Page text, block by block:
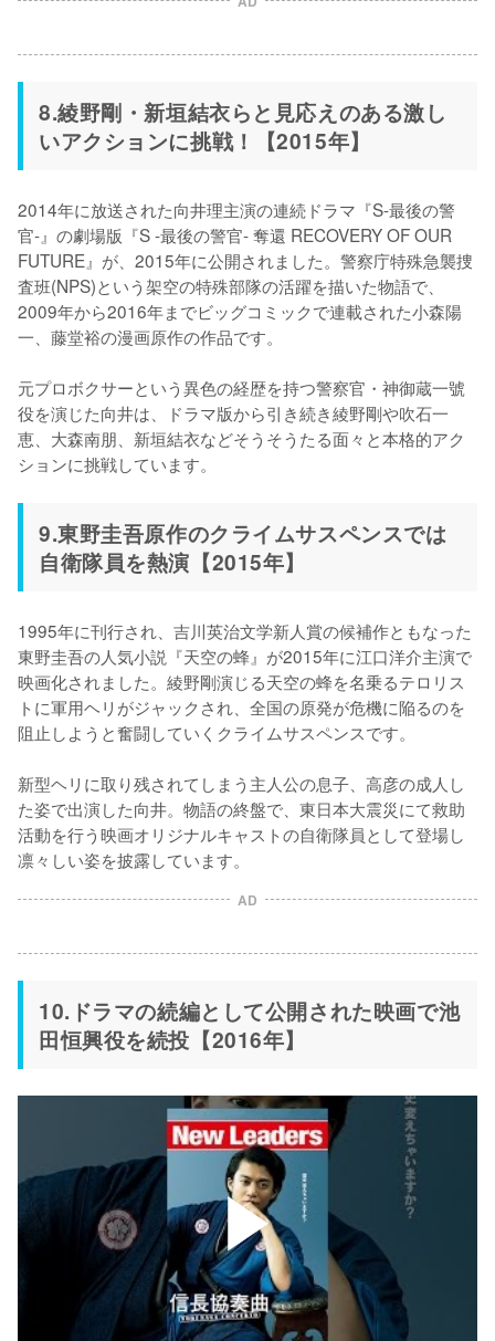
8.綾野剛・新垣結衣らと見応えのある激し
いアクションに挑戦！【2015年】
2014年に放送された向井理主演の連続ドラマ『S-最後の警
官-』の劇場版『S -最後の警官- 奪還 RECOVERY OF OUR
FUTURE』が、2015年に公開されました。警察庁特殊急襲捜
査班(NPS)という架空の特殊部隊の活躍を描いた物語で、
2009年から2016年までビッグコミックで連載された小森陽
一、藤堂裕の漫画原作の作品です。
元プロボクサーという異色の経歴を持つ警察官・神御蔵一號
役を演じた向井は、ドラマ版から引き続き綾野剛や吹石一
恵、大森南朋、新垣結衣などそうそうたる面々と本格的アク
ションに挑戦しています。
9.東野圭吾原作のクライムサスペンスでは
自衛隊員を熱演【2015年】
1995年に刊行され、吉川英治文学新人賞の候補作ともなった
東野圭吾の人気小説『天空の蜂』が2015年に江口洋介主演で
映画化されました。綾野剛演じる天空の蜂を名乗るテロリス
トに軍用ヘリがジャックされ、全国の原発が危機に陥るのを
阻止しようと奮闘していくクライムサスペンスです。
新型ヘリに取り残されてしまう主人公の息子、高彦の成人し
た姿で出演した向井。物語の終盤で、東日本大震災にて救助
活動を行う映画オリジナルキャストの自衛隊員として登場し
凛々しい姿を披露しています。
AD
10.ドラマの続編として公開された映画で池
田恒興役を続投【2016年】